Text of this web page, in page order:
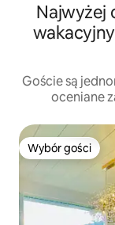
Najwyżej
Goście są
oceniane
Wybór gości
Wybór gości